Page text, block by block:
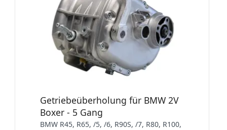
Getriebeüberholung für BMW 2V
Boxer - 5 Gang
BMW R45, R65, /5, /6, R90S, /7, R80, R100,